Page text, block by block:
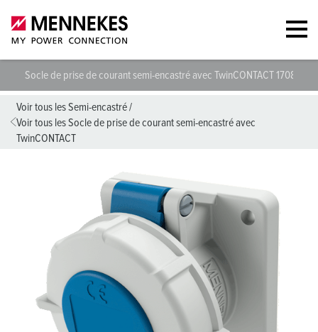
Socle de prise de courant semi-encastré avec TwinCONTACT 1708
Voir tous les Semi-encastré/
Voir tous les Socle de prise de courant semi-encastré avec
TwinCONTACT